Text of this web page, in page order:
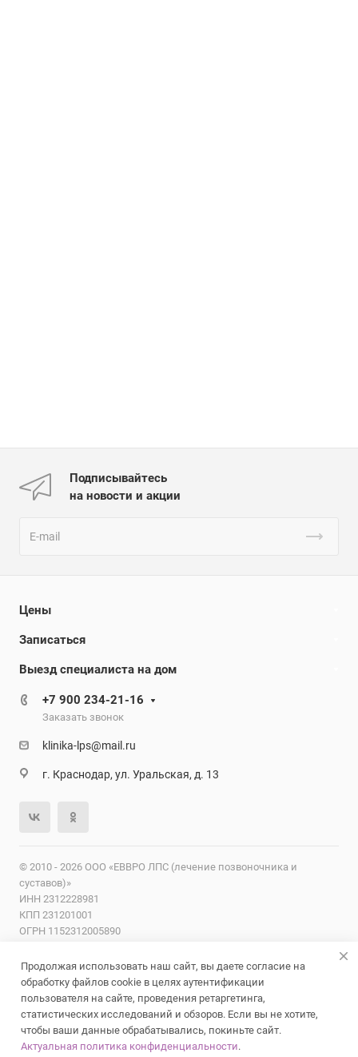
Подписывайтесь
на новости и акции
Цены
Записаться
Выезд специалиста на дом
+7 900 234-21-16
Заказать звонок
klinika-lps@mail.ru
г. Краснодар, ул. Уральская, д. 13
© 2010 - 2026 ООО «ЕВВРО ЛПС (лечение позвоночника и
суставов)»
ИНН 2312228981
КПП 231201001
ОГРН 1152312005890
Лицензии Надзорные органы Карта сайта
обработку персональных данных
Политика
ИМЕЮТСЯ ПРОТИВОПОКАЗАНИЯ. НЕОБХОДИМА
Продолжая использовать наш сайт, вы даете согласие на
обработку файлов cookie в целях аутентификации
пользователя на сайте, проведения ретаргетинга,
статистических исследований и обзоров. Если вы не хотите,
чтобы ваши данные обрабатывались, покиньте сайт.
Актуальная политика конфиденциальности.